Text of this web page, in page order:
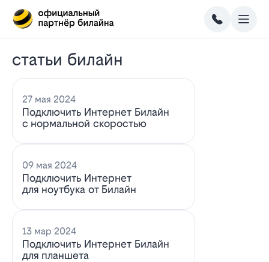
статьи билайн
27 мая 2024
Подключить Интернет Билайн
с нормальной скоростью
09 мая 2024
Подключить Интернет
для ноутбука от Билайн
13 мар 2024
Подключить Интернет Билайн
для планшета